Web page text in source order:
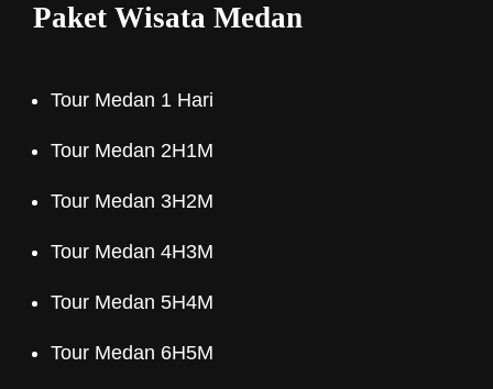
Paket Wisata Medan
Tour Medan 1 Hari
Tour Medan 2H1M
Tour Medan 3H2M
Tour Medan 4H3M
Tour Medan 5H4M
Tour Medan 6H5M